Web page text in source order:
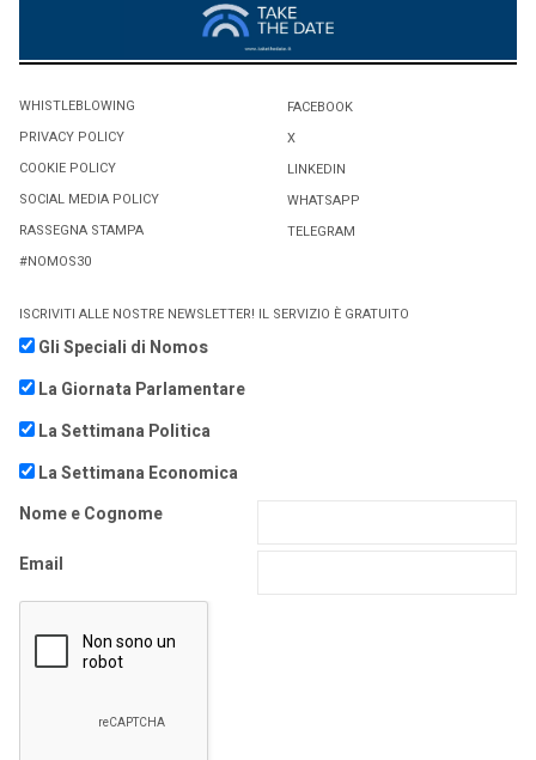
WHISTLEBLOWING
PRIVACY POLICY
COOKIE POLICY
SOCIAL MEDIA POLICY
RASSEGNA STAMPA
#NOMOS30
FACEBOOK
X
LINKEDIN
WHATSAPP
TELEGRAM
ISCRIVITI ALLE NOSTRE NEWSLETTER! IL SERVIZIO È GRATUITO
Gli Speciali di Nomos
La Giornata Parlamentare
La Settimana Politica
La Settimana Economica
Nome e Cognome
Email